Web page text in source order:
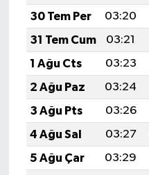
30 Tem Per
03:20
31 Tem Cum
03:21
1 Ağu Cts
03:23
2 Ağu Paz
03:24
3 Ağu Pts
03:26
4 Ağu Sal
03:27
5 Ağu Çar
03:29